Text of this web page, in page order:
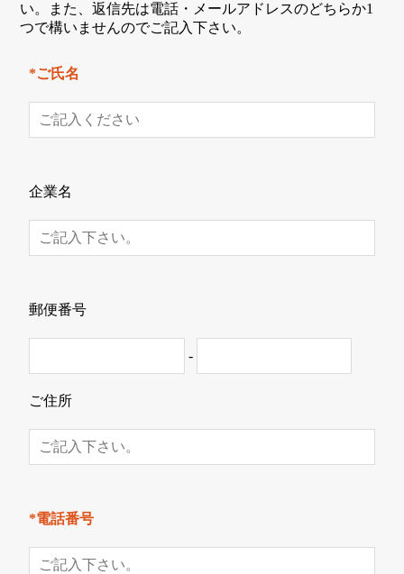
い。また、返信先は電話・メールアドレスのどちらか1
つで構いませんのでご記入下さい。
*ご氏名
企業名
郵便番号
-
ご住所
*電話番号